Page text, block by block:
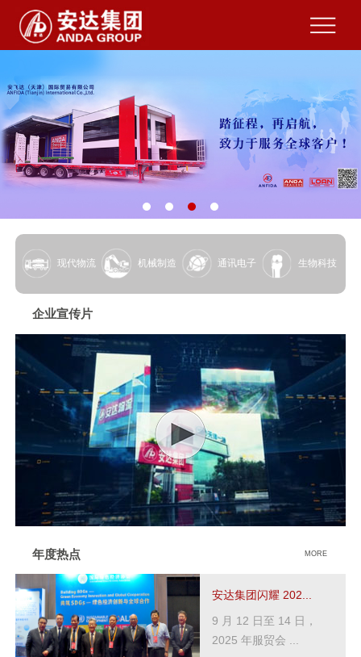
现代物流 机械制造 通讯电子 生物科技
企业宣传片
年度热点 MORE
安达集团闪耀 202...
9 月 12 日至 14 日，
2025 年服贸会 ...